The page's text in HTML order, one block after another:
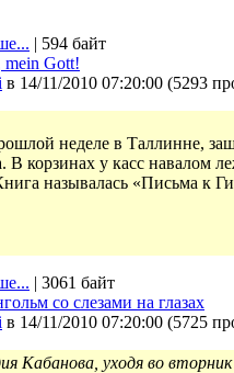
| 594 байт
Gott!
в 14/11/2010 07:20:00 (5293
неделе в Таллинне,
В корзинах у касс навалом
называлась «Письма к
| 3061 байт
со слезами на глазах
в 14/11/2010 07:20:00 (5725
Кабанова, уходя во